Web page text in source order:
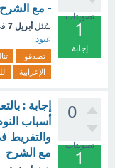
تصويتات
1
إجابة
- مع الشرح
سُئل أبريل 7
عبود
تصدقوا
الإعرابية
0
تصويتات
1
إجابة :
أسباب
والتفريط
مع الشرح